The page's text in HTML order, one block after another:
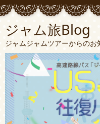
ジャム旅Blog
ジャムジャムツアーからのお